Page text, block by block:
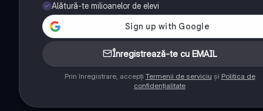
Alătură-te milioanelor de elevi
Înregistrează-te cu EMAIL
Prin înregistrare, accepți Termenii de serviciu și Politica de
confidențialitate